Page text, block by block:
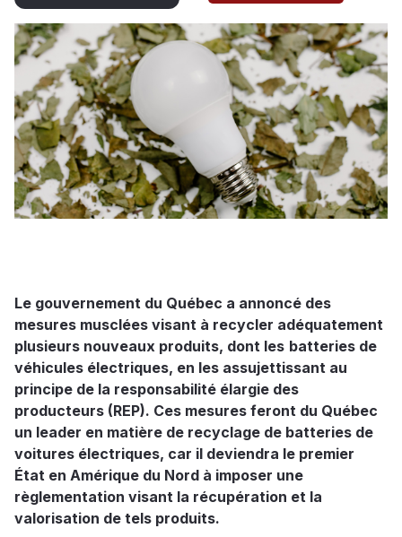
Le gouvernement du Québec a annoncé des
mesures musclées visant à recycler adéquatement
plusieurs nouveaux produits, dont les batteries de
véhicules électriques, en les assujettissant au
principe de la responsabilité élargie des
producteurs (REP). Ces mesures feront du Québec
un leader en matière de recyclage de batteries de
voitures électriques, car il deviendra le premier
État en Amérique du Nord à imposer une
règlementation visant la récupération et la
valorisation de tels produits.